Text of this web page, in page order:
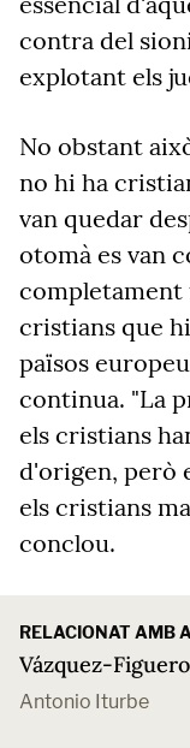
contra del
explotant els
No obstant
no hi ha
van quedar
otomà es van
completament
cristians que
països
continua. "La
els cristians
d'origen, però
els cristians
conclou.
RELACIONAT AMB
Vázquez-
Antonio Iturbe